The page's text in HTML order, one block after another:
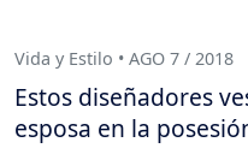
Vida y Estilo • AGO 7 / 2018
Estos diseñadores
esposa en la